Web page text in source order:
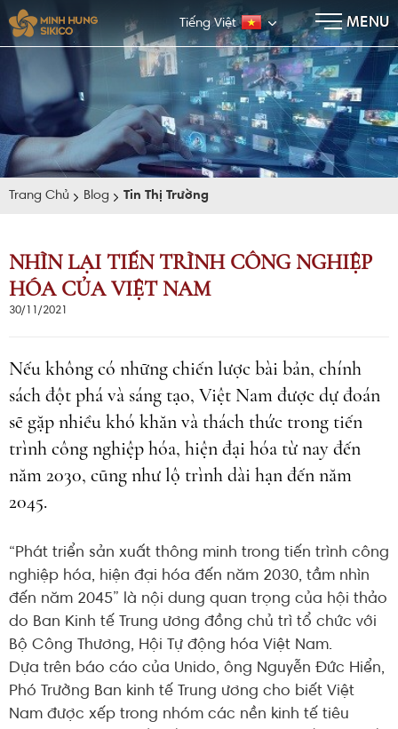
Tiếng Việt MENU
×
E-BROCHURE
Trang Chủ Blog Tin Thị Trường
NHÌN LẠI TIẾN TRÌNH CÔNG NGHIỆP
HÓA CỦA VIỆT NAM
30/11/2021
Nếu không có những chiến lược bài bản, chính
sách đột phá và sáng tạo, Việt Nam được dự đoán
sẽ gặp nhiều khó khăn và thách thức trong tiến
trình công nghiệp hóa, hiện đại hóa từ nay đến
năm 2030, cũng như lộ trình dài hạn đến năm
2045.
“Phát triển sản xuất thông minh trong tiến trình công
nghiệp hóa, hiện đại hóa đến năm 2030, tầm nhìn
đến năm 2045” là nội dung quan trọng của hội thảo
do Ban Kinh tế Trung ương đồng chủ trì tổ chức với
Bộ Công Thương, Hội Tự động hóa Việt Nam.
Dựa trên báo cáo của Unido, ông Nguyễn Đức Hiển,
Phó Trưởng Ban kinh tế Trung ương cho biết Việt
Nam được xếp trong nhóm các nền kinh tế tiêu